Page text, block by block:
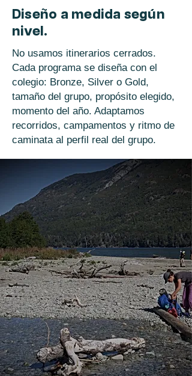
Diseño a medida según
nivel.
No usamos itinerarios cerrados.
Cada programa se diseña con el
colegio: Bronze, Silver o Gold,
tamaño del grupo, propósito elegido,
momento del año. Adaptamos
recorridos, campamentos y ritmo de
caminata al perfil real del grupo.